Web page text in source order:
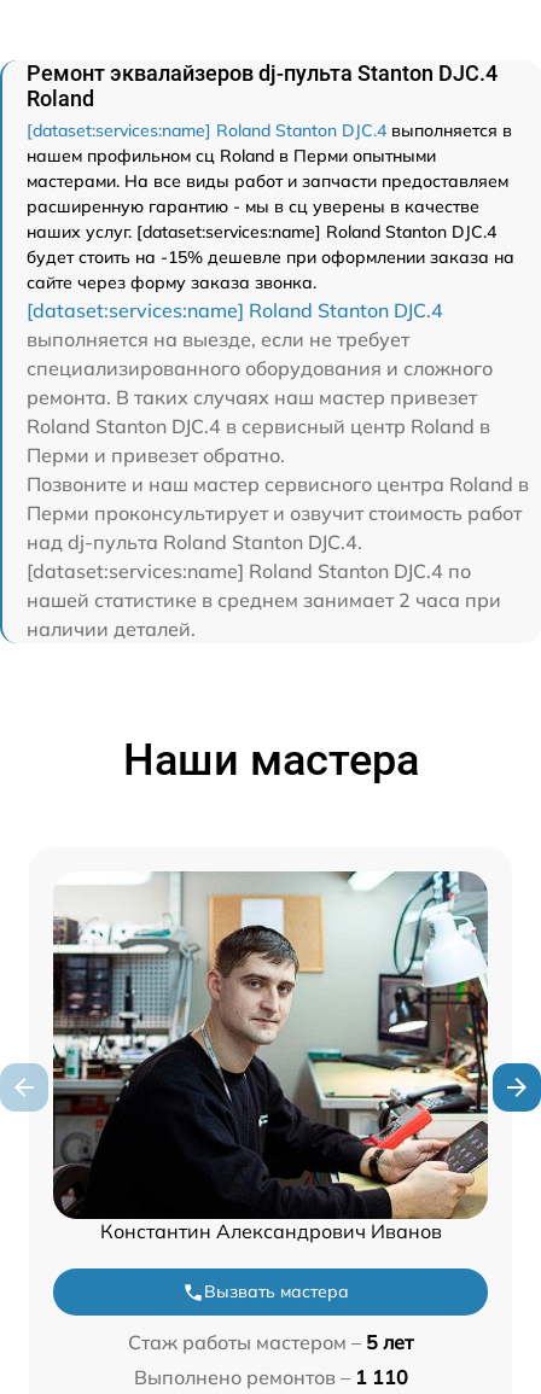
Ремонт эквалайзеров dj-пульта Stanton DJC.4
Roland
[dataset:services:name] Roland Stanton DJC.4 выполняется в
нашем профильном сц Roland в Перми опытными
мастерами. На все виды работ и запчасти предоставляем
расширенную гарантию - мы в сц уверены в качестве
наших услуг. [dataset:services:name] Roland Stanton DJC.4
будет стоить на -15% дешевле при оформлении заказа на
сайте через форму заказа звонка.
[dataset:services:name] Roland Stanton DJC.4
выполняется на выезде, если не требует
специализированного оборудования и сложного
ремонта. В таких случаях наш мастер привезет
Roland Stanton DJC.4 в сервисный центр Roland в
Перми и привезет обратно.
Позвоните и наш мастер сервисного центра Roland в
Перми проконсультирует и озвучит стоимость работ
над dj-пульта Roland Stanton DJC.4.
[dataset:services:name] Roland Stanton DJC.4 по
нашей статистике в среднем занимает 2 часа при
наличии деталей.
Наши мастера
Константин Александрович Иванов
Вызвать мастера
Стаж работы мастером – 5 лет
Выполнено ремонтов – 1 110